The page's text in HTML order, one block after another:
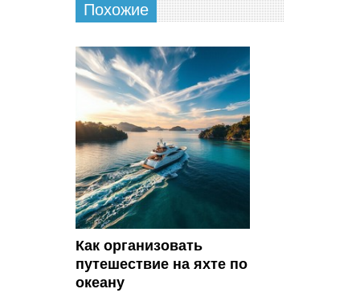
Похожие
Как организовать
путешествие на яхте по
океану